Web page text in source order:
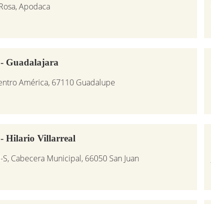
Apodaca
Guadalajara
América, 67110 Guadalupe
Hilario Villarreal
Cabecera Municipal, 66050 San Juan